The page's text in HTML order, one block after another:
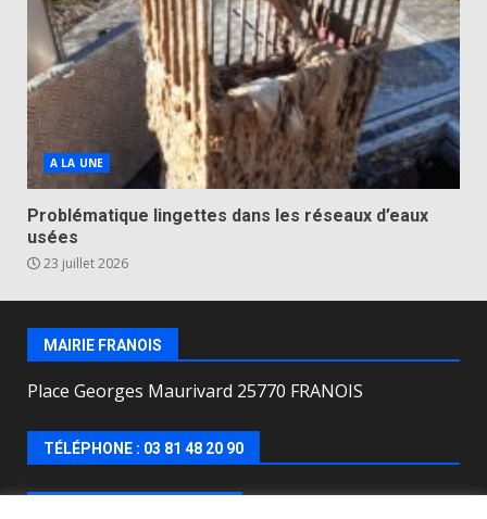
A LA UNE
Problématique lingettes dans les réseaux d’eaux
usées
23 juillet 2026
MAIRIE FRANOIS
Place Georges Maurivard 25770 FRANOIS
TÉLÉPHONE : 03 81 48 20 90